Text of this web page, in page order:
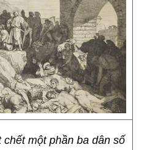
một phần ba dân số